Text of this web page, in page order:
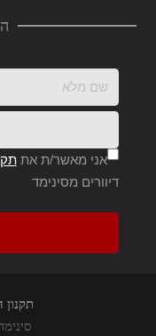
אני מאשר/ת את
דיוורים מסינימד
תקנון